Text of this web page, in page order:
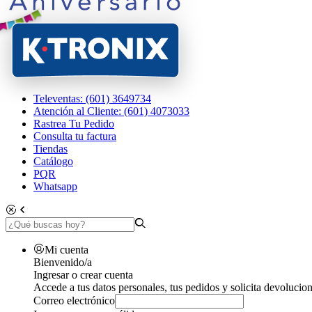
Televentas: (601) 3649734
Atención al Cliente: (601) 4073033
Rastrea Tu Pedido
Consulta tu factura
Tiendas
Catálogo
PQR
Whatsapp
Mi cuenta
Bienvenido/a
Ingresar o crear cuenta
Accede a tus datos personales, tus pedidos y solicita
Correo electrónico